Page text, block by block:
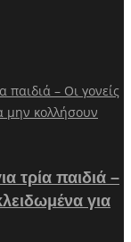
τρία παιδιά –
για